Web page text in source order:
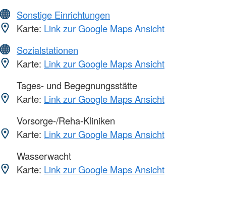
Sonstige Einrichtungen
Karte: Link zur Google Maps Ansicht
Sozialstationen
Karte: Link zur Google Maps Ansicht
Tages- und Begegnungsstätte
Karte: Link zur Google Maps Ansicht
Vorsorge-/Reha-Kliniken
Karte: Link zur Google Maps Ansicht
Wasserwacht
Karte: Link zur Google Maps Ansicht